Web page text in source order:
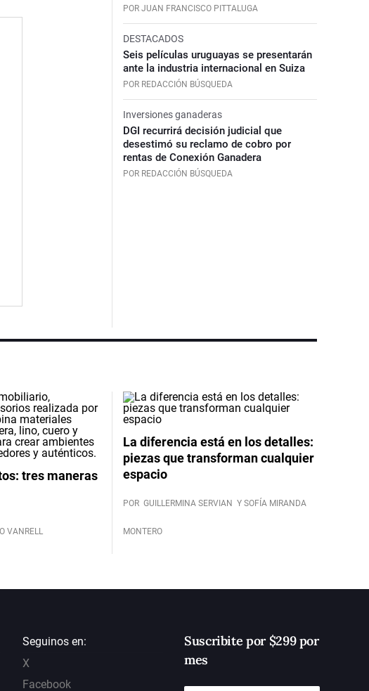
POR JUAN FRANCISCO PITTALUGA
DESTACADOS
Seis películas uruguayas se presentarán
ante la industria internacional en Suiza
POR REDACCIÓN BÚSQUEDA
Inversiones ganaderas
DGI recurrirá decisión judicial que
desestimó su reclamo de cobro por
rentas de Conexión Ganadera
POR REDACCIÓN BÚSQUEDA
tres maneras
VANRELL
La diferencia está en los detalles:
piezas que transforman cualquier
espacio
POR GUILLERMINA SERVIAN Y SOFÍA MIRANDA
MONTERO
Seguinos en:
X
Facebook
Suscribite por $299 por
mes